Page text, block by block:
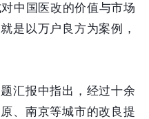
中国医改的价值与市场
是以万户良方为案例，
汇报中指出，经过十余
、南京等城市的改良提